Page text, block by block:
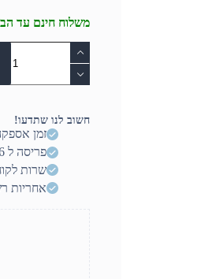
משלוח חינם עד
כמות
של
מערכת
הגברה
Way
חשוב לנו שתדעו!
זמן אספקה
פריסה ל 6 תשלומים ללא ריבית (יותר? דברו איתנו)
שרות
אחריות